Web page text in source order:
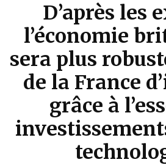
D’après les
l’économie
sera plus
de la France
grâce à